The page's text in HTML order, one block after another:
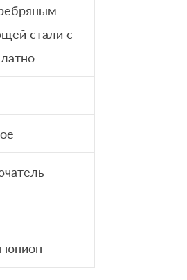
стали с
юнион